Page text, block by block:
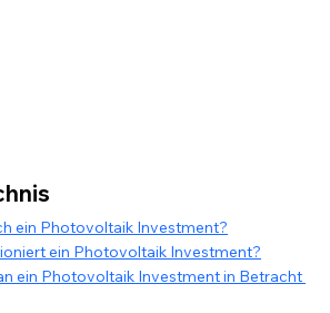
ein Photovoltaik Investment?
ein Photovoltaik Investment?
ein Photovoltaik Investment in Betracht